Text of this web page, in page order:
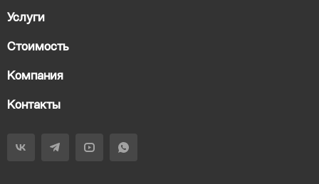
Услуги
Стоимость
Компания
Контакты